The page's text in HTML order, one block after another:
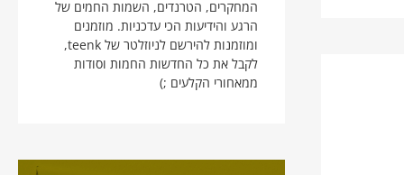
המחקרים, הטרנדים, השמות החמים של
הרגע והידיעות הכי עדכניות. מוזמנים
ומוזמנות להירשם לניוזלטר של teenk,
לקבל את כל החדשות החמות וסודות
ממאחורי הקלעים ;)